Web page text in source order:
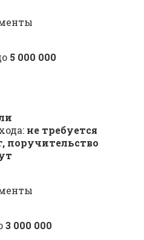
5 000 000
не требуется
поручительство
3 000 000